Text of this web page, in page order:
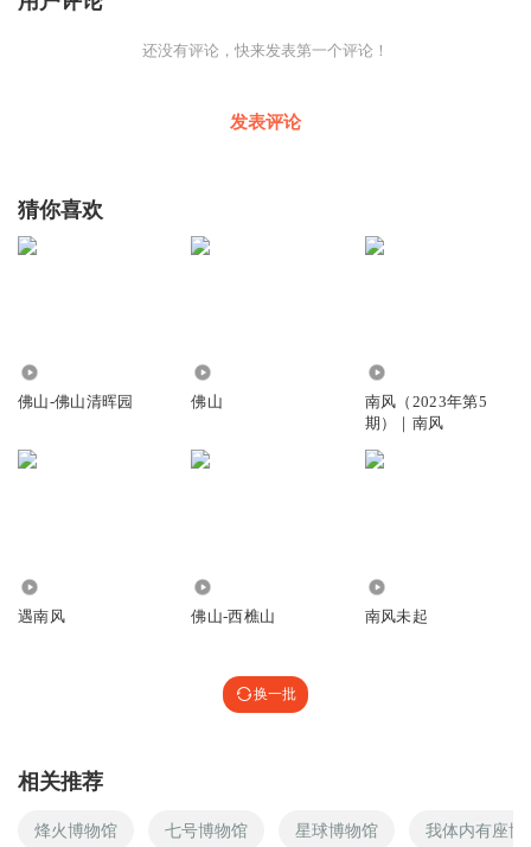
还没有评论，快来发表第一个评论！
发表评论
猜你喜欢
佛山-佛山清晖园 佛山
南风（2023年第5
期）｜南风
遇南风 佛山-西樵山 南风未起
换一批
相关推荐
烽火博物馆 七号博物馆 星球博物馆 我体内有座博